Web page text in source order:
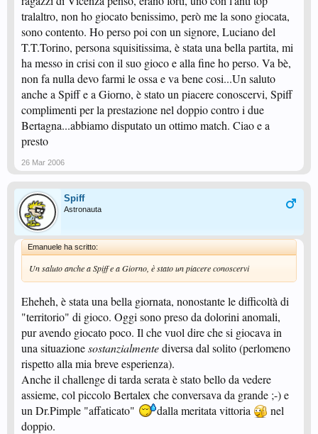
tralaltro, non ho giocato benissimo, però me la sono giocata,
sono contento. Ho perso poi con un signore, Luciano del
T.T.Torino, persona squisitissima, è stata una bella partita, mi
ha messo in crisi con il suo gioco e alla fine ho perso. Va bè,
non fa nulla devo farmi le ossa e va bene cosi...Un saluto
anche a Spiff e a Giorno, è stato un piacere conoscervi, Spiff
complimenti per la prestazione nel doppio contro i due
Bertagna...abbiamo disputato un ottimo match. Ciao e a
presto
26 Mar 2006
Spiff
Astronauta
Emanuele ha scritto:
Un saluto anche a Spiff e a Giorno, è stato un piacere conoscervi
Eheheh, è stata una bella giornata, nonostante le difficoltà di
"territorio" di gioco. Oggi sono preso da dolorini anomali,
pur avendo giocato poco. Il che vuol dire che si giocava in
una situazionesostanzialmentediversa dal solito (perlomeno
rispetto alla mia breve esperienza).
Anche il challenge di tarda serata è stato bello da vedere
assieme, col piccolo Bertalex che conversava da grande ;-) e
un Dr.Pimple "affaticato"
dalla meritata vittoria
nel
doppio.